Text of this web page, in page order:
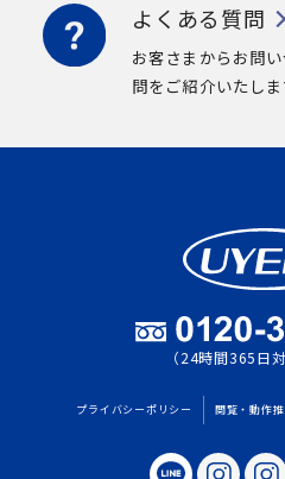
よくある質問
お客さまからお問
問をご紹介いたし
（24時間365日
プライバシーポリシー 閲覧・動作